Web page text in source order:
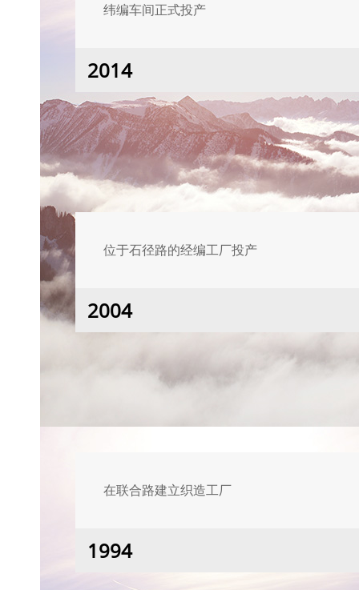
纬编车间正式投产
2014
位于石径路的经编工厂投产
2004
在联合路建立织造工厂
1994